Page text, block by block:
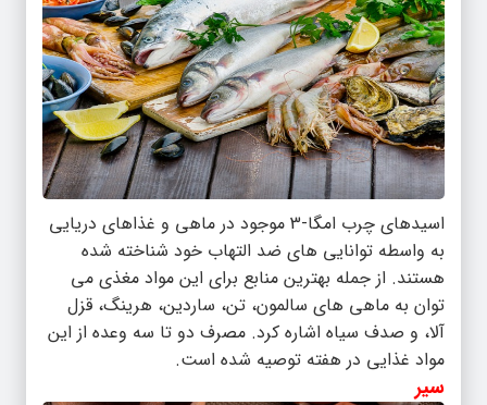
اسیدهای چرب امگا-3 موجود در ماهی و غذاهای دریایی
به واسطه توانایی های ضد التهاب خود شناخته شده
هستند. از جمله بهترین منابع برای این مواد مغذی می
توان به ماهی های سالمون، تن، ساردین، هرینگ، قزل
آلا، و صدف سیاه اشاره کرد. مصرف دو تا سه وعده از این
مواد غذایی در هفته توصیه شده است.
سیر